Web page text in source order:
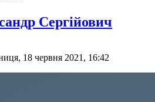
Сергійович
18 червня 2021, 16:42